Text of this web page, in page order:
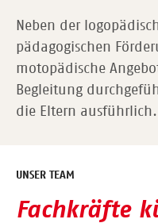
Neben der
pädagogischen
motopädische
Begleitung
die Eltern ausführlich.
UNSER TEAM
Fachkräfte